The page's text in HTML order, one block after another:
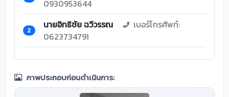
0930953644
2 นายอิทธิชัย ฉวีวรรณ
เบอร์โทรศัพท์:
0623734791
ภาพประกอบก่อนดำเนินการ: